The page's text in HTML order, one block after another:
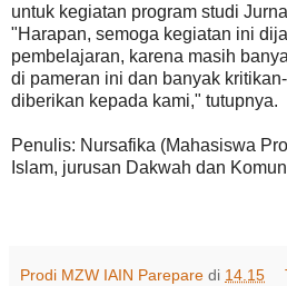
untuk kegiatan program studi
"Harapan, semoga kegiatan ini
pembelajaran, karena masih
di pameran ini dan banyak
diberikan kepada kami," tutupnya.
Penulis: Nursafika (Mahasiswa
Islam, jurusan Dakwah dan
Prodi MZW IAIN Parepare di 14.15